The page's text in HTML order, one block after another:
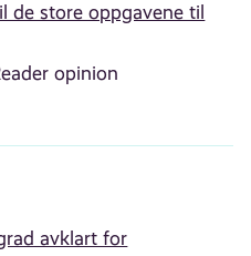
de store oppgavene til
opinion
avklart for